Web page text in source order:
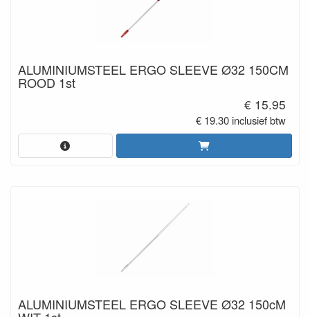
ALUMINIUMSTEEL ERGO SLEEVE Ø32 150CM
ROOD 1st
€ 15.95
€ 19.30 inclusief btw
ALUMINIUMSTEEL ERGO SLEEVE Ø32 150cM